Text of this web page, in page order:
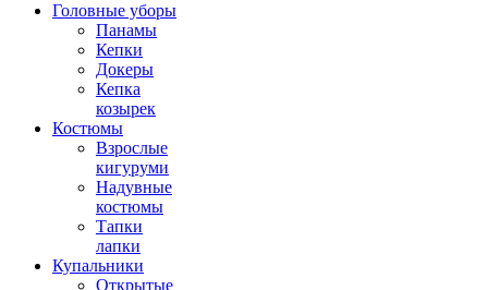
Головные уборы
Панамы
Кепки
Докеры
Кепка
козырек
Костюмы
Взрослые
кигуруми
Надувные
костюмы
Тапки
лапки
Купальники
Открытые